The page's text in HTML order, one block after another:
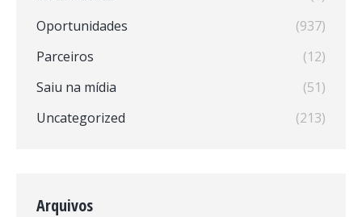
Oportunidades
(937)
Parceiros
(12)
Saiu na mídia
(51)
Uncategorized
(213)
Arquivos